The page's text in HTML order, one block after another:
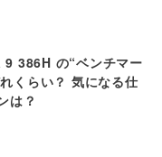
386H の“ベンチマー
くらい？ 気になる仕
は？